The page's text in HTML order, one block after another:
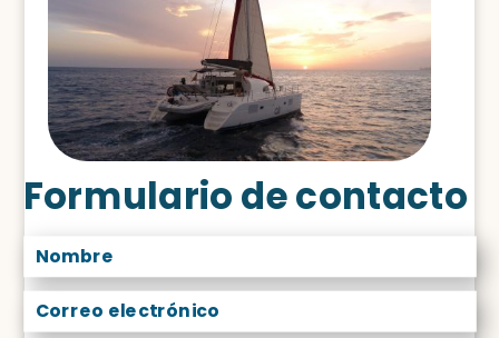
Formulario de contacto